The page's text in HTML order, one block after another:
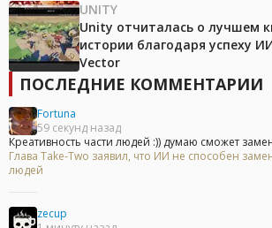
UNITY
Unity отчиталась о лучшем
истории благодаря успеху
Vector
ПОСЛЕДНИЕ КОММЕНТАРИИ
Fortuna
59 секунд назад
Креативность части людей :)) думаю сможет
Глава Take-Two заявил, что ИИ не способен
людей
zecup